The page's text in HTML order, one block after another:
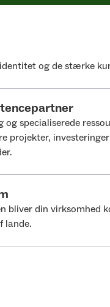
og de stærke
specialiserede
projekter,
bliver din virksomhed
lande.